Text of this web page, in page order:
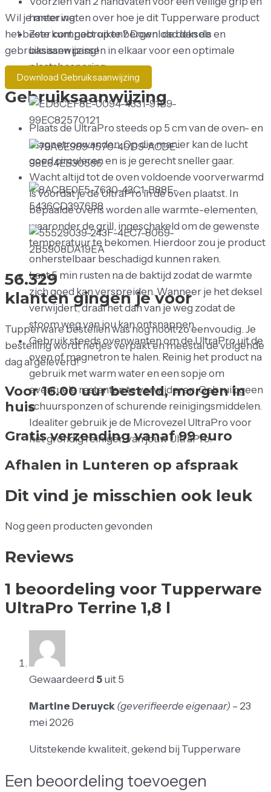
hantering.
Zeer compact op te bergen: de deksels en
basissen passen in elkaar voor een optimale
plaatsbesparing.
Gebruiksaanwijzing
Plaats de UltraPro steeds op 5 cm van de oven- en
magnetronwanden. Op die manier kan de lucht
goed circuleren en is je gerecht sneller gaar.
Wacht altijd tot de oven voldoende voorverwarmd
is voordat je de UltraPro in de oven plaatst. In
bepaalde ovens worden alle warmte-elementen,
waaronder de grill, ingeschakeld om de gewenste
temperatuur te bekomen. Hierdoor zou je product
onherstelbaar beschadigd kunnen raken.
Laat 5 min rusten na de baktijd zodat de warmte
zich goed kan verspreiden. Wanneer je het deksel
verwijdert, draai het dan van je weg zodat de
stoom weg van jou kan ontsnappen.
Gebruik steeds ovenwanten om de UltraPro uit de
oven of magnetron te halen. Reinig het product na
gebruik met warm water en een sopje om
eventuele restanten te verwijderen. Gebruik geen
schuursponzen of schurende reinigingsmiddelen.
Idealiter gebruik je de Microvezel UltraPro voor
het grondig reinigen van jouw UltraPro.
Wil je meer weten over hoe je dit Tupperware product
het beste kunt gebruiken? Download dan de
gebruiksaanwijzing!
Download Gebruiksaanwijzing
56.329
klanten gingen je voor
Tupperware bestellen was nog nooit zo eenvoudig. Je
bestelling wordt netjes verpakt en meestal de volgende
dag al geleverd!
Voor 16.00 uur besteld, morgen in
huis
Gratis verzending vanaf 99 euro
Afhalen in Lunteren op afspraak
Dit vind je misschien ook leuk
Nog geen producten gevonden
Reviews
1 beoordeling voor Tupperware
UltraPro Terrine 1,8 l
Gewaardeerd 5 uit 5
Martine Deruyck (geverifieerde eigenaar) – 23
mei 2026
Uitstekende kwaliteit, gekend bij Tupperware
Een beoordeling toevoegen